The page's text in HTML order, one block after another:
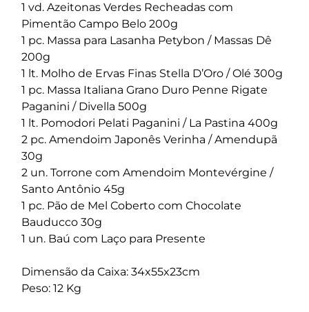
1 vd. Azeitonas Verdes Recheadas com
Pimentão Campo Belo 200g
1 pc. Massa para Lasanha Petybon / Massas Dê
200g
1 lt. Molho de Ervas Finas Stella D’Oro / Olé 300g
1 pc. Massa Italiana Grano Duro Penne Rigate
Paganini / Divella 500g
1 lt. Pomodori Pelati Paganini / La Pastina 400g
2 pc. Amendoim Japonês Verinha / Amendupã
30g
2 un. Torrone com Amendoim Montevérgine /
Santo Antônio 45g
1 pc. Pão de Mel Coberto com Chocolate
Bauducco 30g
1 un. Baú com Laço para Presente
Dimensão da Caixa: 34x55x23cm
Peso: 12 Kg